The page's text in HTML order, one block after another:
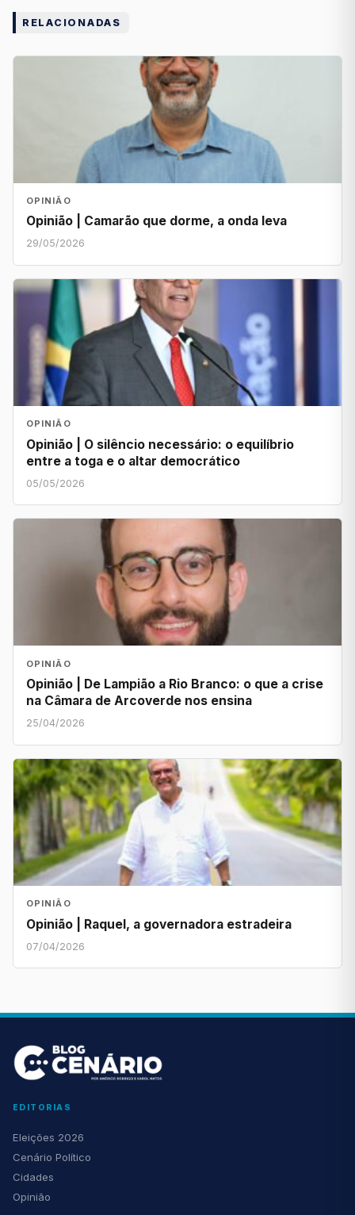
RELACIONADAS
OPINIÃO
Opinião | Camarão que dorme, a onda leva
29/05/2026
OPINIÃO
Opinião | O silêncio necessário: o equilíbrio
entre a toga e o altar democrático
05/05/2026
OPINIÃO
Opinião | De Lampião a Rio Branco: o que a crise
na Câmara de Arcoverde nos ensina
25/04/2026
OPINIÃO
Opinião | Raquel, a governadora estradeira
07/04/2026
EDITORIAS
Eleições 2026
Cenário Político
Cidades
Opinião